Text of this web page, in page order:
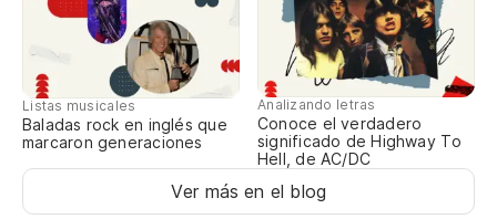
Listas musicales
Baladas rock en inglés que
marcaron generaciones
Analizando letras
Conoce el verdadero
significado de Highway To
Hell, de AC/DC
Ver más en el blog